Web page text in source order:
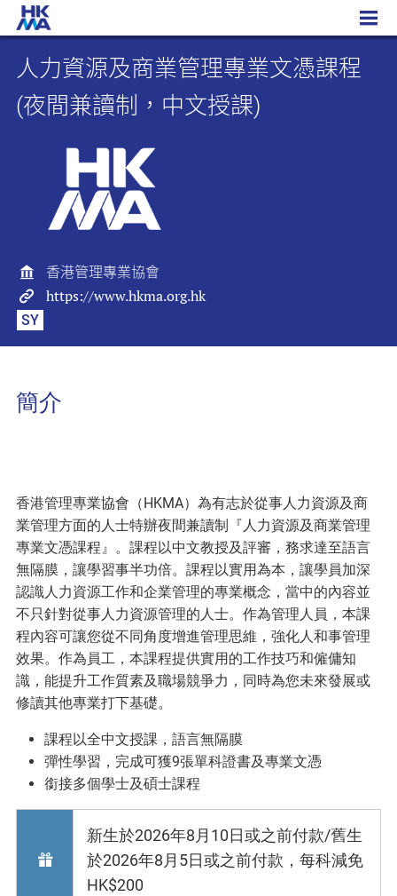
人力資源及商業管理專業文憑課程 (夜間兼讀制，中文授課)
人力資源及商業管理專業文憑課程
(夜間兼讀制，中文授課)
香港管理專業協會
https://www.hkma.org.hk
SY
簡介
香港管理專業協會（HKMA）為有志於從事人力資源及商
業管理方面的人士特辦夜間兼讀制『人力資源及商業管理
專業文憑課程』。課程以中文教授及評審，務求達至語言
無隔膜，讓學習事半功倍。課程以實用為本，讓學員加深
認識人力資源工作和企業管理的專業概念，當中的內容並
不只針對從事人力資源管理的人士。作為管理人員，本課
程內容可讓您從不同角度增進管理思維，強化人和事管理
效果。作為員工，本課程提供實用的工作技巧和僱傭知
識，能提升工作質素及職場競爭力，同時為您未來發展或
修讀其他專業打下基礎。
課程以全中文授課，語言無隔膜
彈性學習，完成可獲9張單科證書及專業文憑
銜接多個學士及碩士課程
新生於2026年8月10日或之前付款/舊生
於2026年8月5日或之前付款，每科減免
HK$200